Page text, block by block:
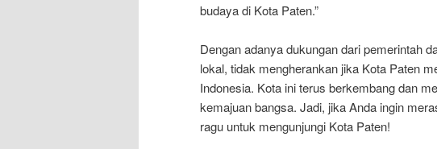
budaya di Kota Paten.”
Dengan adanya dukungan dari pemerintah
lokal, tidak mengherankan jika Kota Paten
Indonesia. Kota ini terus berkembang dan
kemajuan bangsa. Jadi, jika Anda ingin
ragu untuk mengunjungi Kota Paten!